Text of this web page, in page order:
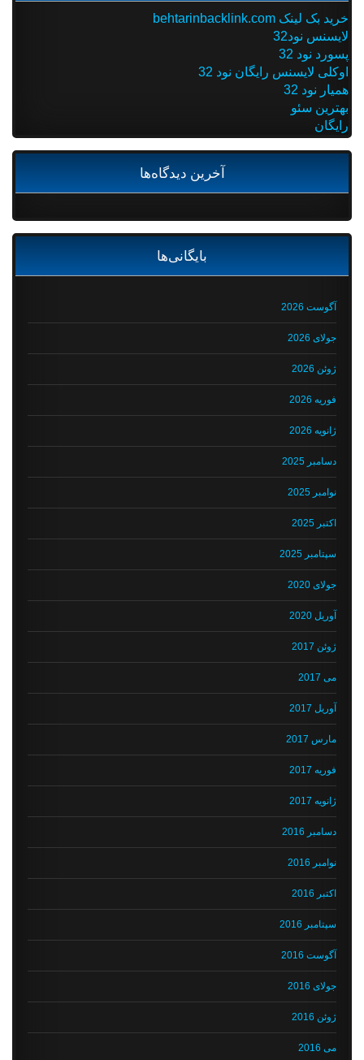
خرید بک لینک behtarinbacklink.com
لایسنس نود32
پسورد نود 32
اوکلی لایسنس رایگان نود 32
همیار نود 32
بهترین سئو
رایگان
آخرین دیدگاه‌ها
بایگانی‌ها
آگوست 2026
جولای 2026
ژوئن 2026
فوریه 2026
ژانویه 2026
دسامبر 2025
نوامبر 2025
اکتبر 2025
سپتامبر 2025
جولای 2020
آوریل 2020
ژوئن 2017
می 2017
آوریل 2017
مارس 2017
فوریه 2017
ژانویه 2017
دسامبر 2016
نوامبر 2016
اکتبر 2016
سپتامبر 2016
آگوست 2016
جولای 2016
ژوئن 2016
می 2016